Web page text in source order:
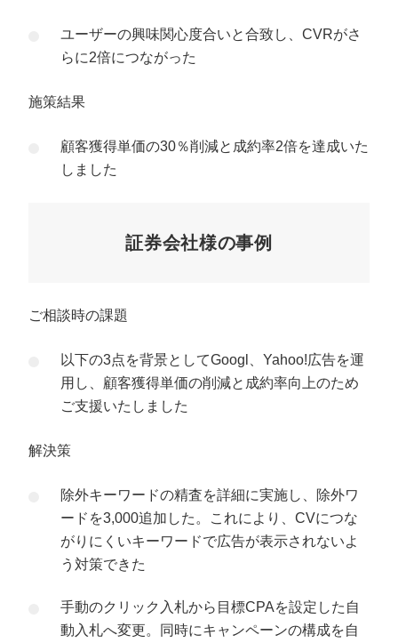
ユーザーの興味関心度合いと合致し、CVRがさ
らに2倍につながった
施策結果
顧客獲得単価の30％削減と成約率2倍を達成いた
しました
証券会社様の事例
ご相談時の課題
以下の3点を背景としてGoogl、Yahoo!広告を運
用し、顧客獲得単価の削減と成約率向上のため
ご支援いたしました
解決策
除外キーワードの精査を詳細に実施し、除外ワ
ードを3,000追加した。これにより、CVにつな
がりにくいキーワードで広告が表示されないよ
う対策できた
手動のクリック入札から目標CPAを設定した自
動入札へ変更。同時にキャンペーンの構成を自